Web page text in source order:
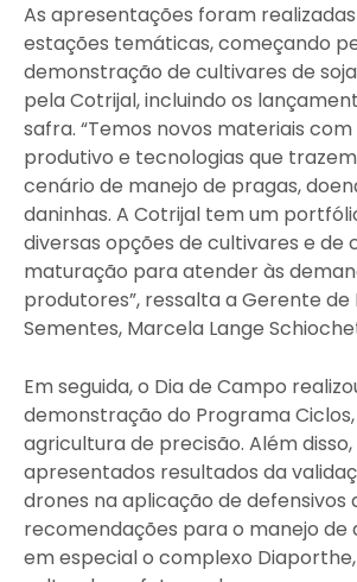
As apresentações foram
estações temáticas, começando
demonstração de cultivares de
pela Cotrijal, incluindo os
safra. “Temos novos materiais
produtivo e tecnologias que
cenário de manejo de pragas,
daninhas. A Cotrijal tem um
diversas opções de cultivares e de
maturação para atender às
produtores”, ressalta a Gerente de
Sementes, Marcela Lange
Em seguida, o Dia de Campo
demonstração do Programa
agricultura de precisão. Além
apresentados resultados da
drones na aplicação de defensivos
recomendações para o manejo de
em especial o complexo